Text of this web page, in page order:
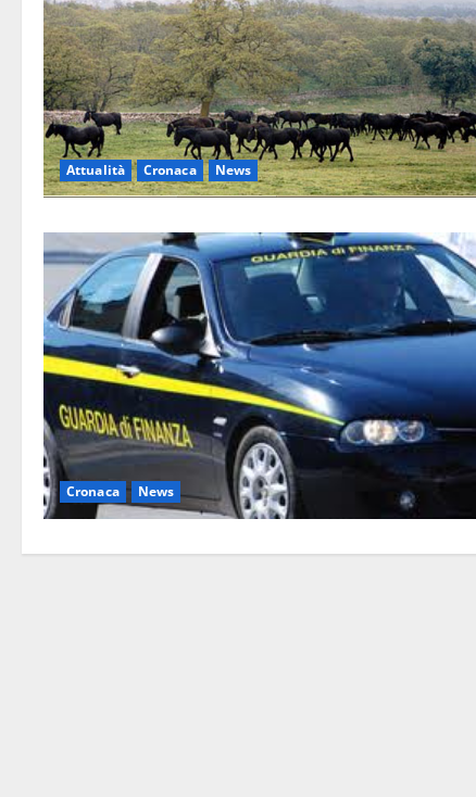
Attualità Cronaca News
Cronaca News